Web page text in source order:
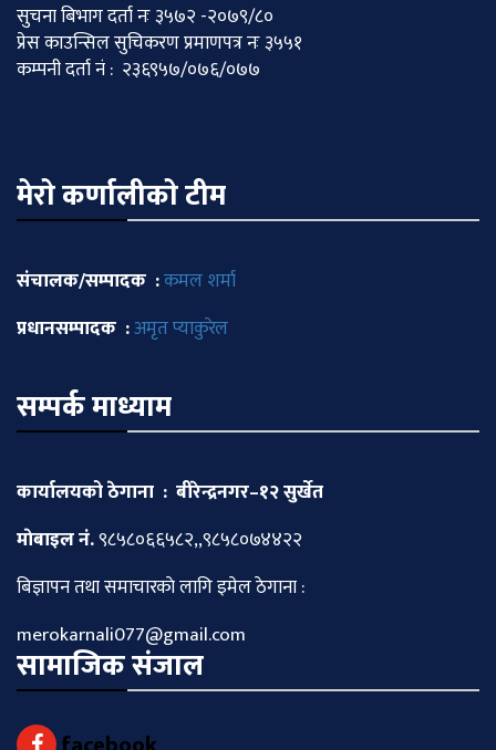
सुचना बिभाग दर्ता नः ३५७२ -२०७९/८०
प्रेस काउन्सिल सुचिकरण प्रमाणपत्र नः ३५५१
कम्पनी दर्ता नं : २३६९५७/०७६/०७७
मेराे कर्णालीकाे टीम
संचालक/सम्पादक :कमल शर्मा
प्रधानसम्पादक :अमृत प्याकुरेल
सम्पर्क माध्याम
कार्यालयको ठेगाना : बीरेन्द्रनगर–१२ सुर्खेत
माेबाइल नं.९८५८०६६५८२,,९८५८०७४४२२
बिज्ञापन तथा समाचारकाे लागि इमेल ठेगाना :
merokarnali077@gmail.com
सामाजिक संजाल